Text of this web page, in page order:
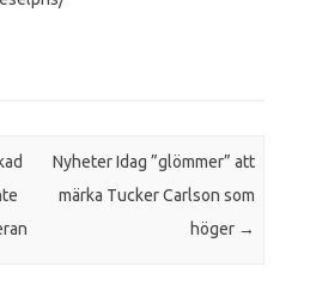
Nyheter Idag ”glömmer” att
märka Tucker Carlson som
höger →